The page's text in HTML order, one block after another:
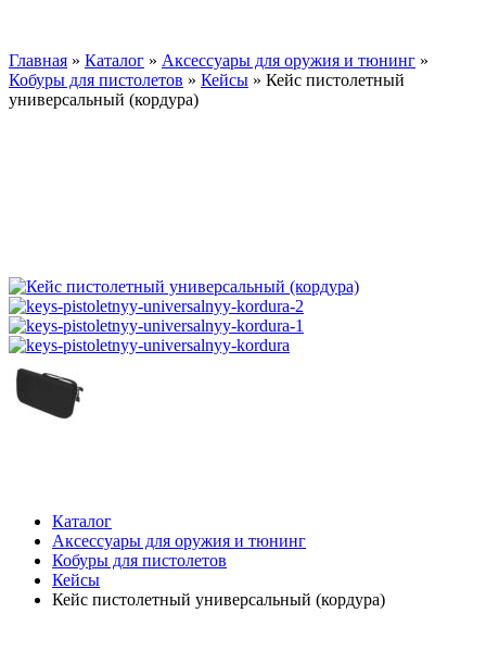
Главная » Каталог » Аксессуары для оружия и тюнинг »
Кобуры для пистолетов » Кейсы » Кейс пистолетный
универсальный (кордура)
Каталог
Аксессуары для оружия и тюнинг
Кобуры для пистолетов
Кейсы
Кейс пистолетный универсальный (кордура)